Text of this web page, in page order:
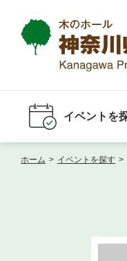
イベントを
ホーム > イベントを探す >